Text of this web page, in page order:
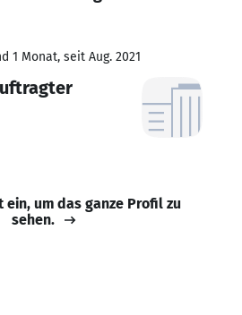
1 Monat, seit Aug. 2021
ein, um das ganze Profil zu
sehen.